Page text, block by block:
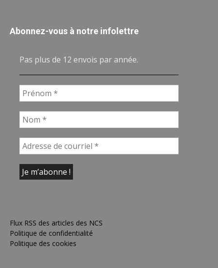
Abonnez-vous à notre infolettre
Pas plus de 12 envois par année.
Flux RSS des articles des NCS
Politique de confidentialité
Politique des cookies